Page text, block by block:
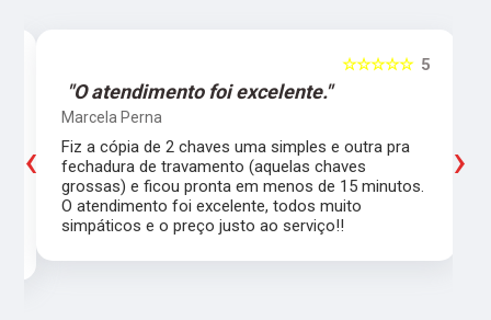
5
☆☆☆☆☆
"O atendimento foi excelente."
Marcela Perna
Fiz a cópia de 2 chaves uma simples e outra pra
fechadura de travamento (aquelas chaves
grossas) e ficou pronta em menos de 15 minutos.
O atendimento foi excelente, todos muito
simpáticos e o preço justo ao serviço!!
‹ ›